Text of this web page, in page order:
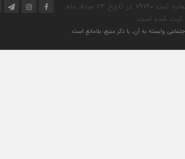
پایگاه خبر ورزشی یاریزان در حوزه فرهنگ و ورزش به شماره ثبت ۷۹۷۶۰ در تاریخ ۲۳ مرداد ماه
وابسته به آن، با ذکر منبع، بلامانع است.